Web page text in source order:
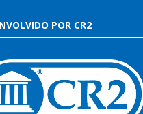
POR CR2